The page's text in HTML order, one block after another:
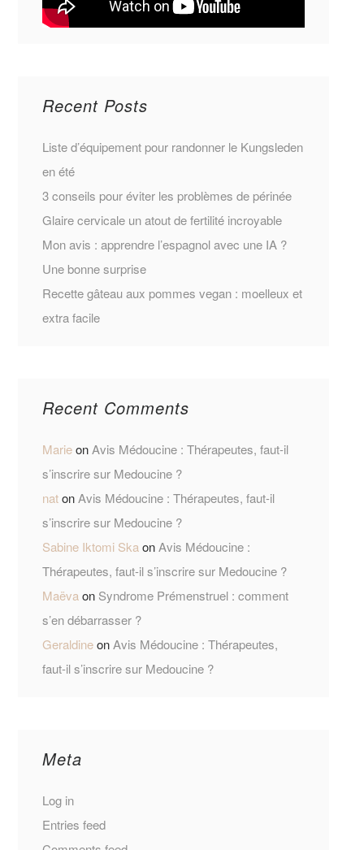
Recent Posts
Liste d’équipement pour randonner le Kungsleden
en été
3 conseils pour éviter les problèmes de périnée
Glaire cervicale un atout de fertilité incroyable
Mon avis : apprendre l’espagnol avec une IA ?
Une bonne surprise
Recette gâteau aux pommes vegan : moelleux et
extra facile
Recent Comments
MarieonAvis Médoucine : Thérapeutes, faut-il
s’inscrire sur Medoucine ?
natonAvis Médoucine : Thérapeutes, faut-il
s’inscrire sur Medoucine ?
Sabine Iktomi SkaonAvis Médoucine :
Thérapeutes, faut-il s’inscrire sur Medoucine ?
Maëvaon Syndrome Prémenstruel : comment
s’en débarrasser ?
GeraldineonAvis Médoucine : Thérapeutes,
faut-il s’inscrire sur Medoucine ?
Meta
Log in
Entries feed